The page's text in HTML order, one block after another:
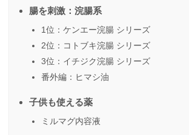
腸を刺激：浣腸系
1位：ケンエー浣腸 シリーズ
2位：コトブキ浣腸 シリーズ
3位：イチジク浣腸 シリーズ
番外編：ヒマシ油
子供も使える薬
ミルマグ内容液